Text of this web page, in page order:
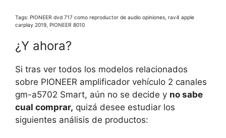
Tags: PIONEER dvd 717 como reproductor de audio opiniones, rav4 apple
carplay 2019, PIONEER 8010
¿Y ahora?
Si tras ver todos los modelos relacionados
sobre PIONEER amplificador vehículo 2 canales
gm-a5702 Smart, aún no se decide y no sabe
cual comprar, quizá desee estudiar los
siguientes análisis de productos: